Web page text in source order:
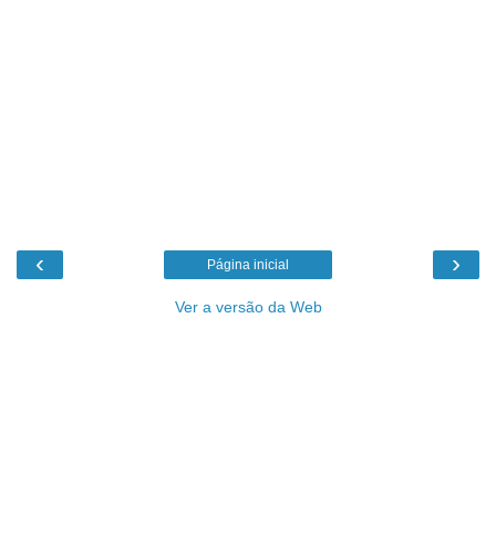
‹ ›
Página inicial
Ver a versão da Web